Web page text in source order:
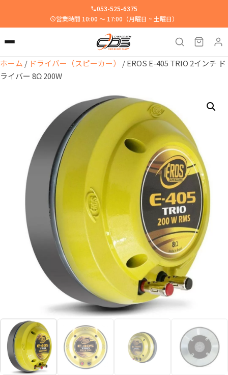
053-525-6375
営業時間 10:00 ～ 17:00（月曜日 ~ 土曜日）
ホーム / ドライバー（スピーカー）
/ EROS E-405 TRIO 2インチ ド
ライバー 8Ω 200W